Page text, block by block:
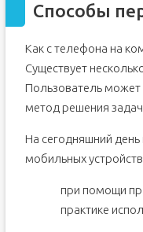
Способы
Как с телефона на
Существует
Пользователь
метод решения
На сегодняшний
мобильных
при помощи
практике